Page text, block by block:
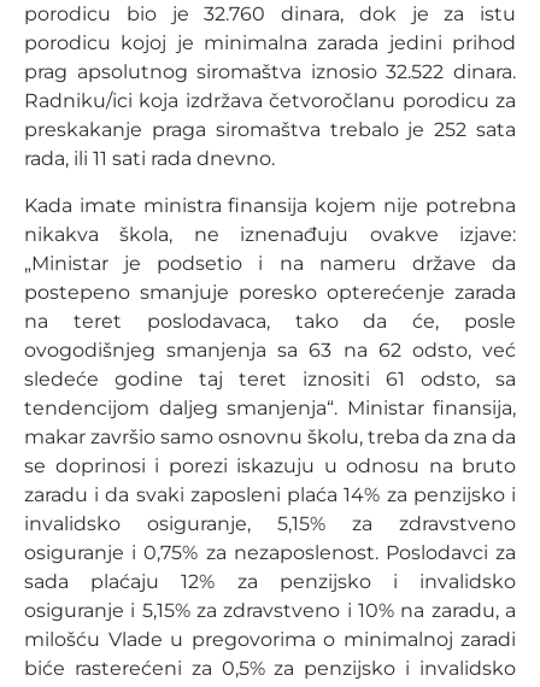
porodicu bio je 32.760 dinara, dok je za istu
porodicu kojoj je minimalna zarada jedini prihod
prag apsolutnog siromaštva iznosio 32.522 dinara.
Radniku/ici koja izdržava četvoročlanu porodicu za
preskakanje praga siromaštva trebalo je 252 sata
rada, ili 11 sati rada dnevno.
Kada imate ministra finansija kojem nije potrebna
nikakva škola, ne iznenađuju ovakve izjave:
„Ministar je podsetio i na nameru države da
postepeno smanjuje poresko opterećenje zarada
na teret poslodavaca, tako da će, posle
ovogodišnjeg smanjenja sa 63 na 62 odsto, već
sledeće godine taj teret iznositi 61 odsto, sa
tendencijom daljeg smanjenja“. Ministar finansija,
makar završio samo osnovnu školu, treba da zna da
se doprinosi i porezi iskazuju u odnosu na bruto
zaradu i da svaki zaposleni plaća 14% za penzijsko i
invalidsko osiguranje, 5,15% za zdravstveno
osiguranje i 0,75% za nezaposlenost. Poslodavci za
sada plaćaju 12% za penzijsko i invalidsko
osiguranje i 5,15% za zdravstveno i 10% na zaradu, a
milošću Vlade u pregovorima o minimalnoj zaradi
biće rasterećeni za 0,5% za penzijsko i invalidsko